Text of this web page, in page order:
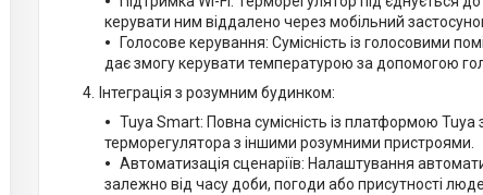
керувати ним віддалено через мобільний
Голосове керування: Сумісність із голосовими
дає змогу керувати температурою за допомогою
Інтеграція з розумним будинком:
Tuya Smart: Повна сумісність із платформою
терморегулятора з іншими розумними пристроями.
Автоматизація сценаріїв: Налаштування
залежно від часу доби, погоди або присутності